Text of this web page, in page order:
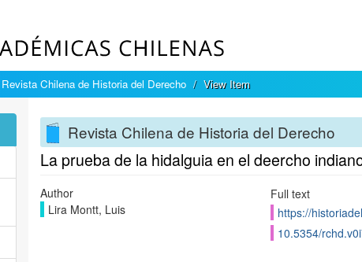
Revista Chilena de Historia del Derecho View Item
Revista Chilena de Historia del Derecho
La prueba de la hidalguia en el deercho
Author
Lira Montt, Luis
Full text
https://
10.5354/